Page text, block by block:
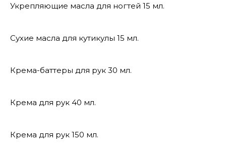
Укрепляющие масла для ногтей 15 мл.
Сухие масла для кутикулы 15 мл.
Крема-баттеры для рук 30 мл.
Крема для рук 40 мл.
Крема для рук 150 мл.